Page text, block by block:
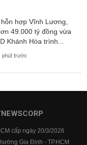
hợp Vĩnh Lương,
49.000 tỷ đồng vừa
Khánh Hòa trình...
phút trước
cấp ngày 20/3/2026
Gia Định - TP.HCM